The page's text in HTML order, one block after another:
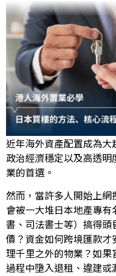
近年海外資產配置成為大
政治經濟穩定以及高透
業的首選。
然而，當許多人開始上
會被一大堆日本地產專
書、司法書士等）搞得
價？資金如何跨境匯款
理千里之外的物業？如
過程中墮入退租、違建或